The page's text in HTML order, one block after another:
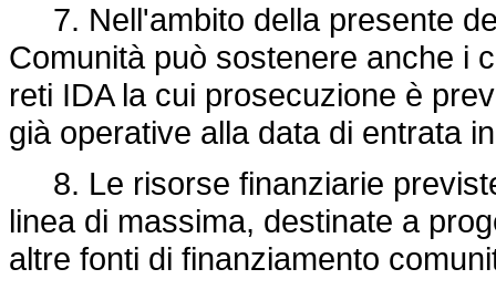
7. Nell'ambito della presente
Comunità può sostenere anche i
reti IDA la cui prosecuzione è
già operative alla data di entrata
8. Le risorse finanziarie
linea di massima, destinate a
altre fonti di finanziamento